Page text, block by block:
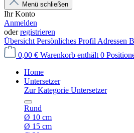
Menü schließen
Ihr Konto
Anmelden
oderregistrieren
Übersicht Persönliches Profil Adressen
0,00 € Warenkorb enthält 0
Home
Untersetzer
Zur Kategorie Untersetzer
Rund
Ø 10 cm
Ø 15 cm